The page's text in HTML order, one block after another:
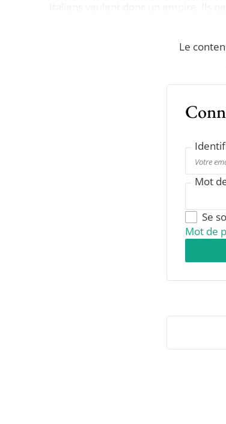
Le
Mot
Se
Mot de